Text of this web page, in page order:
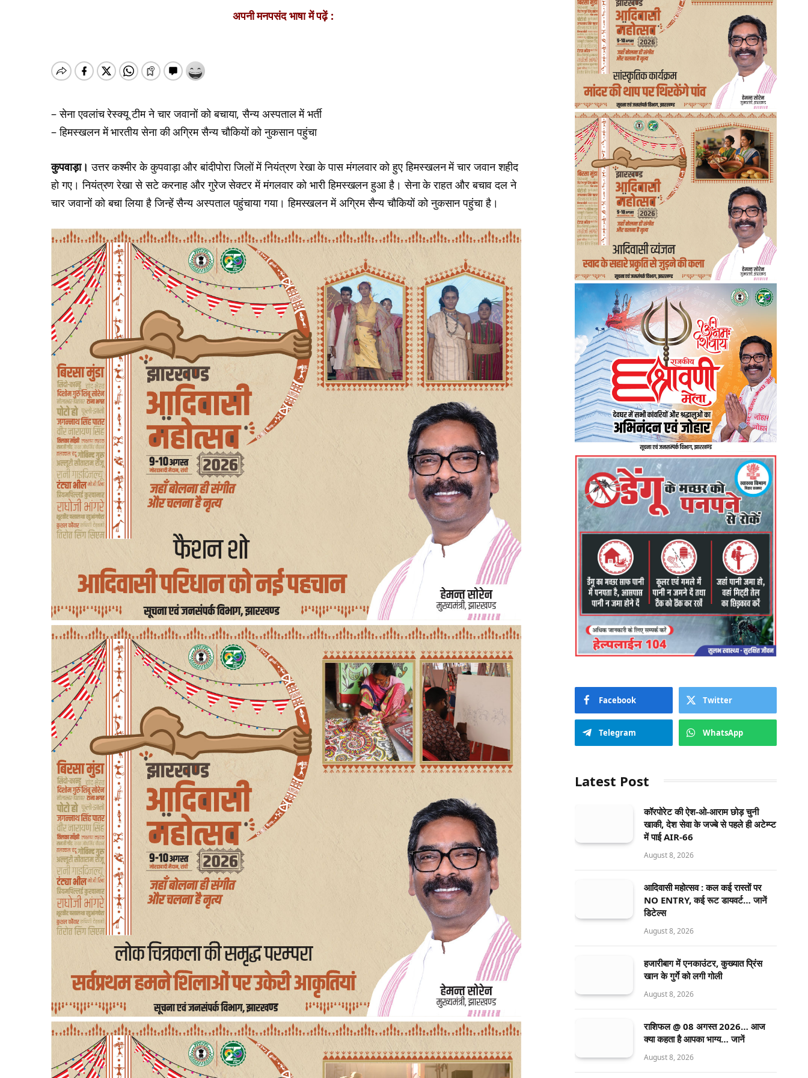
अपनी मनपसंद भाषा में पढ़ें :
– सेना एवलांच रेस्क्यू टीम ने चार जवानों को बचाया, सैन्य अस्पताल में भर्ती
– हिमस्खलन में भारतीय सेना की अग्रिम सैन्य चौकियों को नुकसान पहुंचा
कुपवाड़ा। उत्तर कश्मीर के कुपवाड़ा और बांदीपोरा जिलों में नियंत्रण रेखा के पास मंगलवार को हुए हिमस्खलन में चार जवान शहीद
हो गए। नियंत्रण रेखा से सटे करनाह और गुरेज सेक्टर में मंगलवार को भारी हिमस्खलन हुआ है। सेना के राहत और बचाव दल ने
चार जवानों को बचा लिया है जिन्हें सैन्य अस्पताल पहुंचाया गया। हिमस्खलन में अग्रिम सैन्य चौकियों को नुकसान पहुंचा है।
Facebook Twitter
Telegram WhatsApp
Latest Post
कॉरपोरेट की ऐश-ओ-आराम छोड़ चुनी
खाकी, देश सेवा के जज्बे से पहले ही अटेम्प्ट
में पाई AIR-66
August 8, 2026
आदिवासी महोत्सव : कल कई रास्तों पर
NO ENTRY, कई रूट डायवर्ट… जानें
डिटेल्स
August 8, 2026
हजारीबाग में एनकाउंटर, कुख्यात प्रिंस
खान के गुर्गे को लगी गोली
August 8, 2026
राशिफल @ 08 अगस्त 2026… आज
क्या कहता है आपका भाग्य… जानें
August 8, 2026